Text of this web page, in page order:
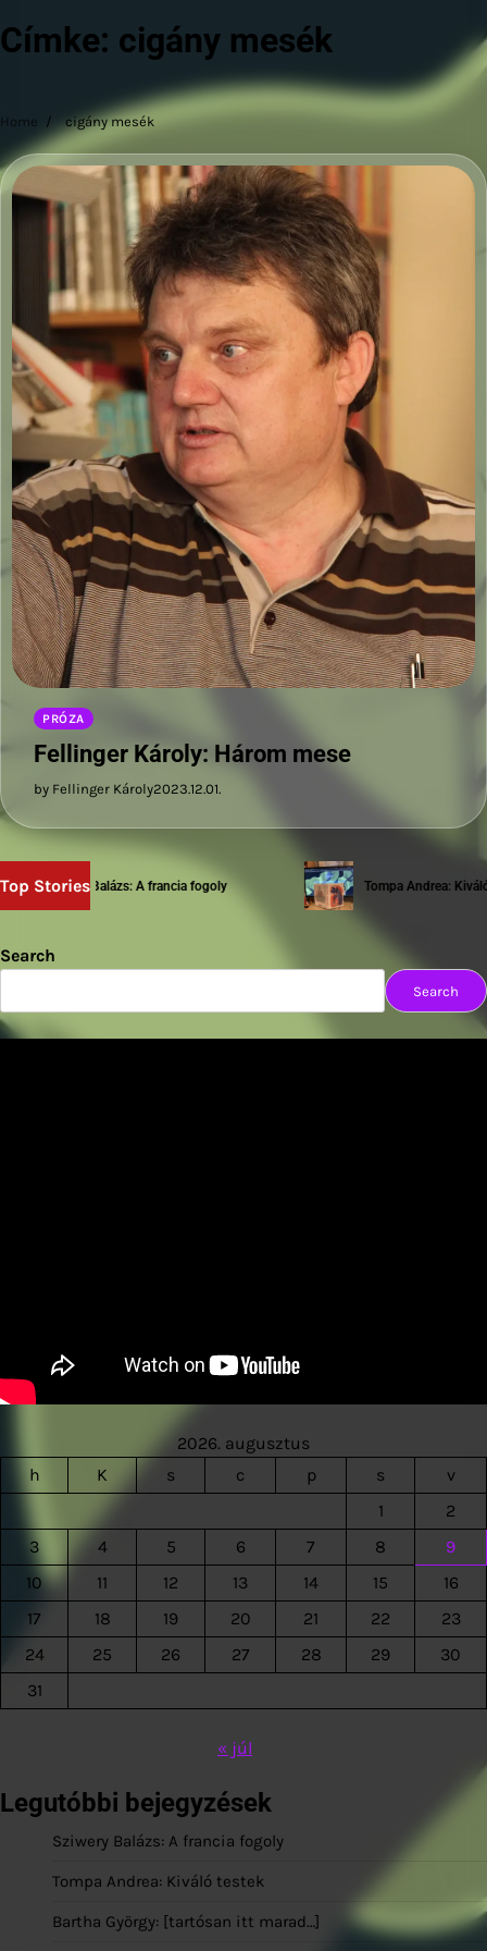
Címke: cigány mesék
Home cigány mesék
PRÓZA
Fellinger Károly: Három mese
by Fellinger Károly2023.12.01.
Top Stories
Sziwery Balázs: A francia fogoly Tompa Andrea: Kiváló
Search
Search
2026. augusztus
h
K s c p s
v
1
2
3
4 5 6 7 8
9
10
11 12 13 14 15
16
17
18 19 20 21 22
23
24
25 26 27 28 29
30
31
« júl
Legutóbbi bejegyzések
Sziwery Balázs: A francia fogoly
Tompa Andrea: Kiváló testek
Bartha György: [tartósan itt marad…]